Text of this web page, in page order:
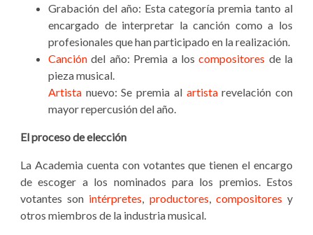
Grabación del año: Esta categoría premia tanto al
encargado de interpretar la canción como a los
profesionales que han participado en la realización.
Canción del año: Premia a loscompositores de la
pieza musical.
Artista nuevo: Se premia al artistarevelación con
mayor repercusión del año.
El proceso de elección
La Academia cuenta con votantes que tienen el encargo
de escoger a los nominados para los premios. Estos
votantes son intérpretes productores compositores y
otros miembros de la industria musical.